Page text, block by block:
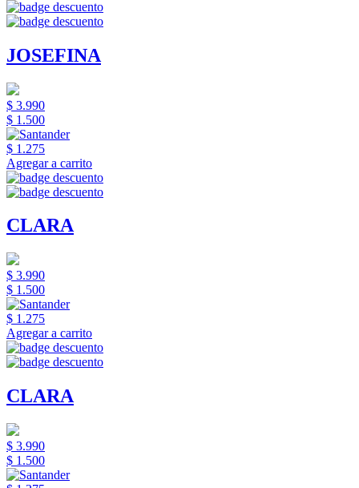
JOSEFINA
$ 3.990
$ 1.500
$ 1.275
Agregar a carrito
CLARA
$ 3.990
$ 1.500
$ 1.275
Agregar a carrito
CLARA
$ 3.990
$ 1.500